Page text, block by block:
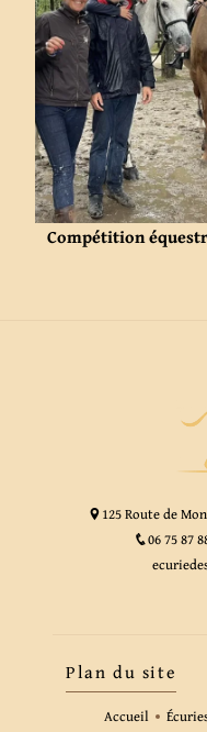
Compétition
125 Route de
06 75 87
Plan du site
Accueil